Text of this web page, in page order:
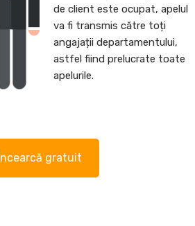
de client este ocupat, apelul
va fi transmis către toți
angajații departamentului,
astfel fiind prelucrate toate
apelurile.
Încearcă gratuit